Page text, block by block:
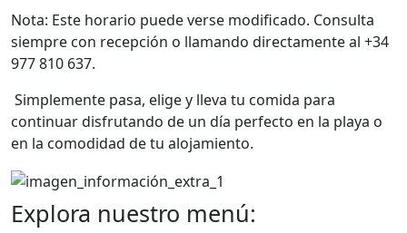
Nota: Este horario puede verse modificado. Consulta
siempre con recepción o llamando directamente al +34
977 810 637.
Simplemente pasa, elige y lleva tu comida para
continuar disfrutando de un día perfecto en la playa o
en la comodidad de tu alojamiento.
Explora nuestro menú: